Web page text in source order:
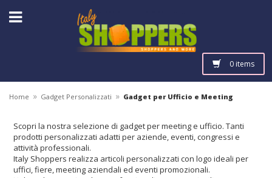
0 items
Home » Gadget Personalizzati » Gadget per Ufficio e Meeting
Scopri la nostra selezione di gadget per meeting e ufficio. Tanti
prodotti personalizzati adatti per aziende, eventi, congressi e
attività professionali.
Italy Shoppers realizza articoli personalizzati con logo ideali per
uffici, fiere, meeting aziendali ed eventi promozionali.